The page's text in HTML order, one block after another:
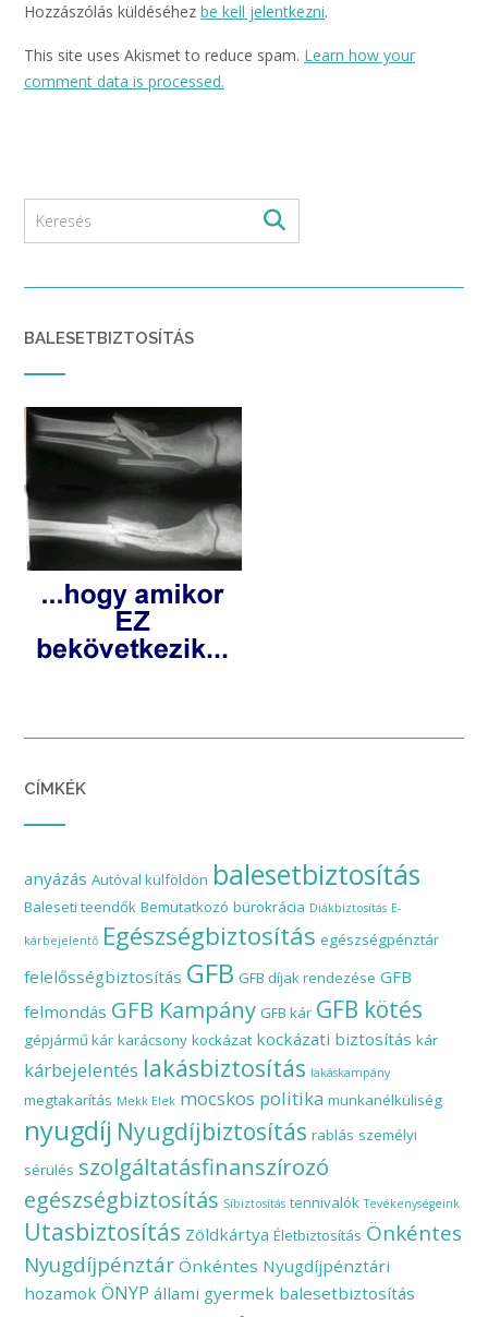
Hozzászólás küldéséhez be kell jelentkezni.
This site uses Akismet to reduce spam. Learn how your
comment data is processed.
BALESETBIZTOSÍTÁS
CÍMKÉK
anyázás Autóval külföldön balesetbiztosítás
Baleseti teendők Bemutatkozó bürokrácia Diákbiztosítás E-
kárbejelentő Egészségbiztosítás egészségpénztár
felelősségbiztosítás GFB GFB díjak rendezése GFB
felmondás GFB Kampány GFB kár GFB kötés
gépjármű kár karácsony kockázat kockázati biztosítás kár
kárbejelentés lakásbiztosítás lakáskampány
megtakarítás Mekk Elek mocskos politika munkanélküliség
nyugdíj Nyugdíjbiztosítás rablás személyi
sérülés szolgáltatásfinanszírozó
egészségbiztosítás Síbiztosítás tennivalók Tevékenységeink
Utasbiztosítás Zöldkártya Életbiztosítás Önkéntes
Nyugdíjpénztár Önkéntes Nyugdíjpénztári
hozamok ÖNYP állami gyermek balesetbiztosítás